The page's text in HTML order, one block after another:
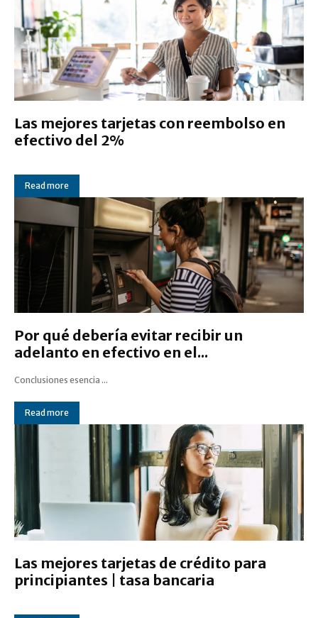
Las mejores tarjetas con reembolso en
efectivo del 2%
Read more
Por qué debería evitar recibir un
adelanto en efectivo en el...
Conclusiones esencia ...
Read more
Las mejores tarjetas de crédito para
principiantes | tasa bancaria